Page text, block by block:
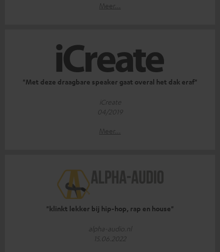
Meer...
"Met deze draagbare speaker gaat overal het dak eraf"
iCreate
04/2019
Meer...
"klinkt lekker bij hip-hop, rap en house"
alpha-audio.nl
15.06.2022